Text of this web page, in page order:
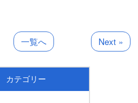
一覧へ Next »
カテゴリー